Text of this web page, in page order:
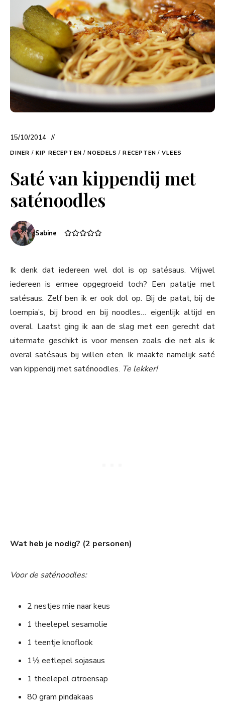
15/10/2014
DINER / KIP RECEPTEN / NOEDELS / RECEPTEN / VLEES
Saté van kippendij met
saténoodles
Sabine
Ik denk dat iedereen wel dol is op satésaus. Vrijwel
iedereen is ermee opgegroeid toch? Een patatje met
satésaus. Zelf ben ik er ook dol op. Bij de patat, bij de
loempia’s, bij brood en bij noodles… eigenlijk altijd en
overal. Laatst ging ik aan de slag met een gerecht dat
uitermate geschikt is voor mensen zoals die net als ik
overal satésaus bij willen eten. Ik maakte namelijk saté
van kippendij met saténoodles. Te lekker!
Wat heb je nodig? (2 personen)
Voor de saténoodles:
2 nestjes mie naar keus
1 theelepel sesamolie
1 teentje knoflook
1½ eetlepel sojasaus
1 theelepel citroensap
80 gram pindakaas